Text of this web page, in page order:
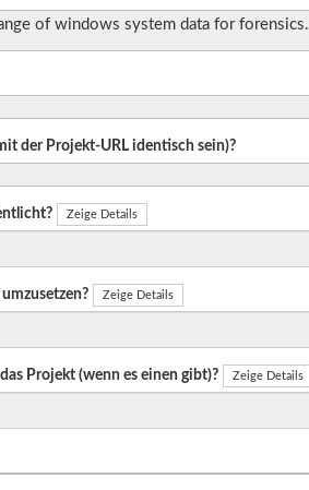
of windows system data for forensics.
der Projekt-URL identisch sein)?
Zeige Details
Zeige Details
Projekt (wenn es einen gibt)? Zeige Details